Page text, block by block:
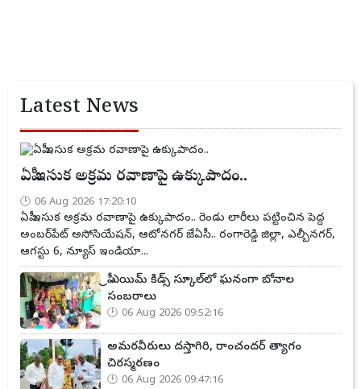
Latest News
ఏపీ ఇసుక అక్రమ రవాణాపై ఉక్కుపాదం..
06 Aug 2026 17:20:10
ఏపీ ఇసుక అక్రమ రవాణాపై ఉక్కుపాదం.. రెండు లారీలు పట్టించిన పెద్ద
అంబర్‌పేట్ అసోసియేషన్, ఆటోనగర్ జేఏసీ.. రంగారెడ్డి జిల్లా, ఎల్బీనగర్,
ఆగస్టు 6, న్యూస్ ఇండియా...
ప్రీ ఎయిమ్ కిడ్స్ స్కూల్‌లో ఘనంగా బోనాల
సంబరాలు
06 Aug 2026 09:52:16
అమరవీరులు దస్తాగిరి, రాంచందర్ త్యాగం
చిరస్మరణం
06 Aug 2026 09:47:16